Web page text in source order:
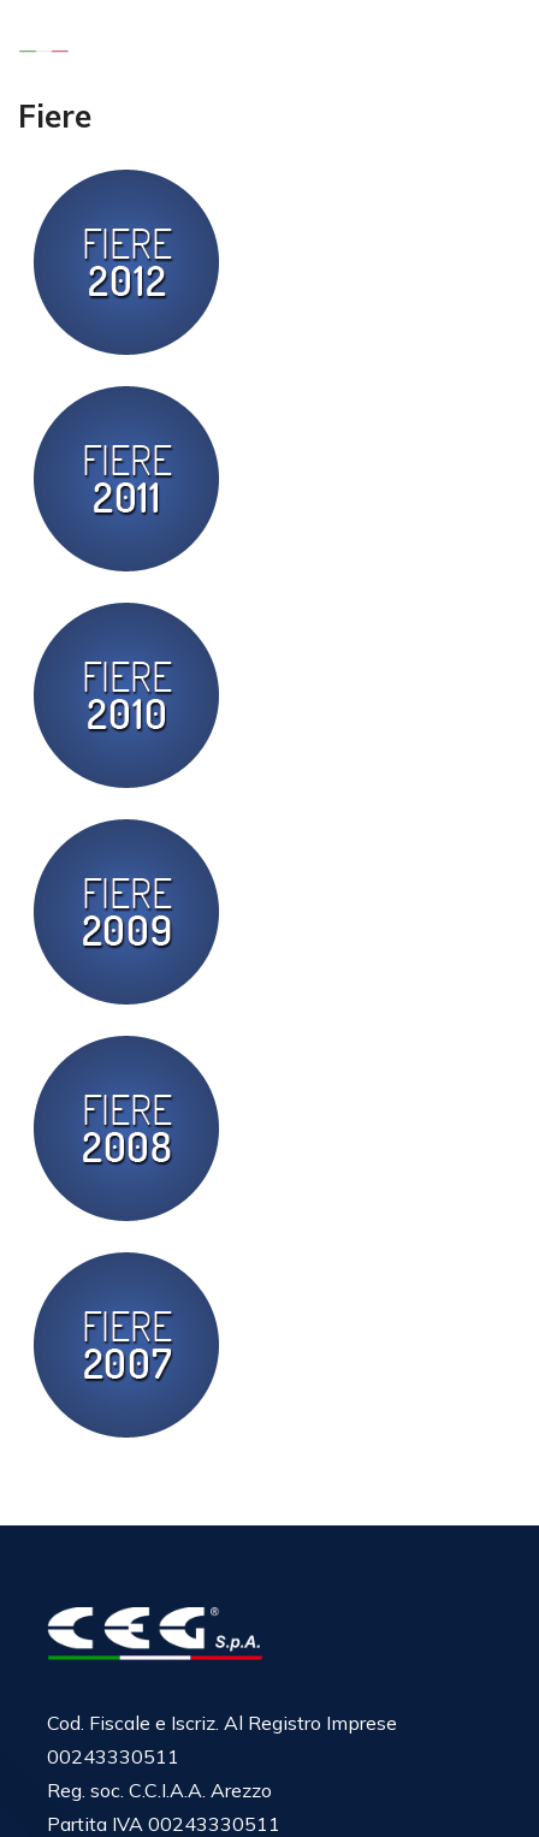
Fiere
Cod. Fiscale e Iscriz. Al Registro Imprese
00243330511
Reg. soc. C.C.I.A.A. Arezzo
Partita IVA 00243330511